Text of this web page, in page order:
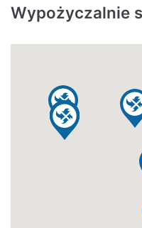
Wypożyczalnie